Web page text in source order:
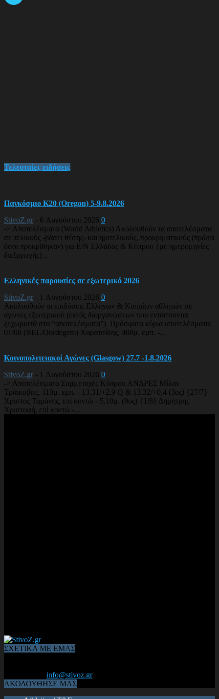
Τελευταίες ειδήσεις
Παγκόσμιο Κ20 (Oregon) 5-9.8.2026
StivoZ.gr - 6 Αυγούστου 2026 0
-> Αποτελέσματα (World Athletics) Ακολουθούν τα αποτελέσματα
σε τελικούς -βάσει θέσης- και ημιτελικούς, προκριματικούς (πρώτα
όσοι προκρίθηκαν) για Ε/Ν Ελλάδος & Κύπρου {με ημερομηνίες
διεξαγωγής}...
Ελληνικές παρουσίες σε εξωτερικό 2026
StivoZ.gr - 1 Αυγούστου 2026 0
Ακολουθούν οι επιδόσεις Ελλήνων & Κυπρίων αθλητών σε
αγώνες εξωτερικού (εκτός διοργανώσεων που εντάσσονται
ξεχωριστά στα “αποτελέσματα”) Πρόσφατα κύρια αποτελέσματα:
01/08 (BEL/Oordegem) Χαρατσίδης, 400μ. εμπ. -...
Κοινοπολιτειακοί Αγώνες (Glasgow) 27.7 -1.8.2026
StivoZ.gr - 1 Αυγούστου 2026 0
-> Αποτελέσματα Συμμετοχές Κύπρου ΑΝΔΡΕΣ Μίλαν
Τράικοβιτς, 110μ. εμπ. - 13.31/+2,9 Q & 13.32/+0,4 (3ος) {27/7}
Χρίστος Ταμάνης, επί κοντώ - 5,10μ. (9ος) {1/8} Δημήτρης
Χριστοφή, επί κοντώ -...
ΣΧΕΤΙΚΑ ΜΕ ΕΜΑΣ
info@stivoz.gr
ΑΚΟΛΟΥΘΗΣΕ ΜΑΣ